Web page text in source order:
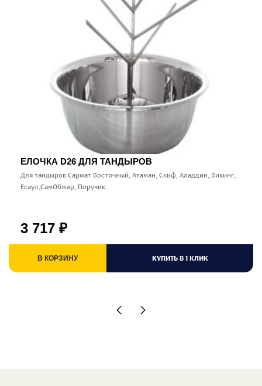
ЕЛОЧКА D26 ДЛЯ ТАНДЫРОВ
Для тандыров Сармат Восточный, Атаман, Скиф, Аладдин, Викинг,
Есаул,СамОбжар, Поручик.
3 717 ₽
В КОРЗИНУ КУПИТЬ В 1 КЛИК